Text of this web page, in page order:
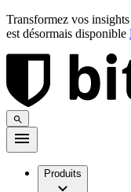
Transformez vos
est désormais disponible
Produits